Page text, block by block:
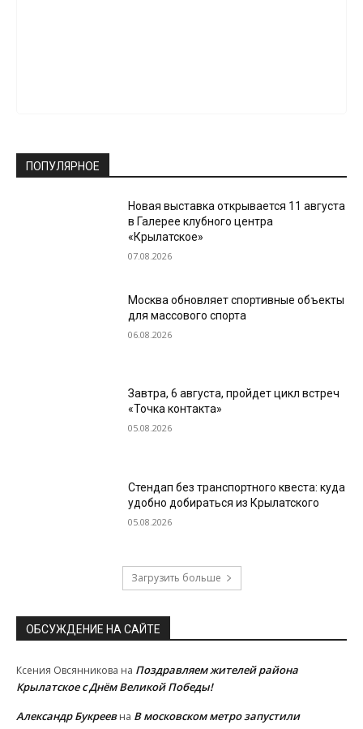
ПОПУЛЯРНОЕ
Новая выставка открывается 11 августа
в Галерее клубного центра
«Крылатское»
07.08.2026
Москва обновляет спортивные объекты
для массового спорта
06.08.2026
Завтра, 6 августа, пройдет цикл встреч
«Точка контакта»
05.08.2026
Стендап без транспортного квеста: куда
удобно добираться из Крылатского
05.08.2026
Загрузить больше
ОБСУЖДЕНИЕ НА САЙТЕ
Ксения Овсянникова на Поздравляем жителей района
Крылатское с Днём Великой Победы!
Александр Букреевна В московском метро запустили